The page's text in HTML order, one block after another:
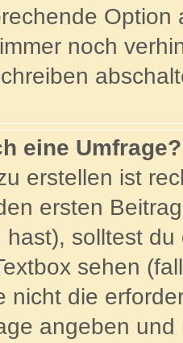
noch
eine Umfrage?
erstellen ist
ersten
hast), solltest
sehen
nicht die
angeben